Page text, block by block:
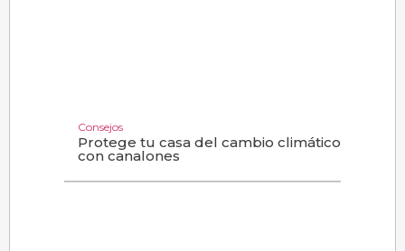
Consejos
Protege tu casa del cambio climático
con canalones